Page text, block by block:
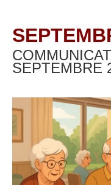
SEPTEMBRE